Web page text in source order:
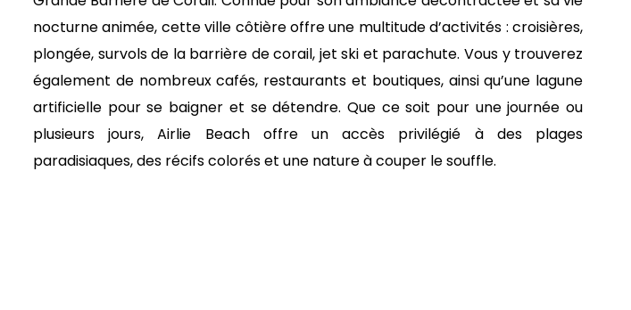
nocturne animée, cette ville côtière offre une multitude d’activités : croisières,
plongée, survols de la barrière de corail, jet ski et parachute. Vous y trouverez
également de nombreux cafés, restaurants et boutiques, ainsi qu’une lagune
artificielle pour se baigner et se détendre. Que ce soit pour une journée ou
plusieurs jours, Airlie Beach offre un accès privilégié à des plages
paradisiaques, des récifs colorés et une nature à couper le souffle.